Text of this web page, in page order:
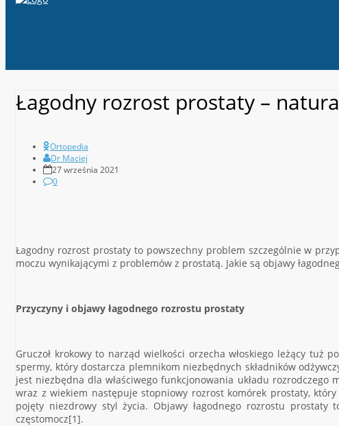
Łagodny rozrost prostaty –
Ortopedia
Dr Maciej
27 września 2021
0
Łagodny rozrost prostaty to powszechny problem szczególnie w
moczu wynikającymi z problemów z prostatą. Jakie są objawy
Przyczyny i objawy łagodnego rozrostu prostaty
Gruczoł krokowy to narząd wielkości orzecha włoskiego leżący tuż
spermy, który dostarcza plemnikom niezbędnych składników
jest niezbędna dla właściwego funkcjonowania układu
wraz z wiekiem następuje stopniowy rozrost komórek prostaty,
pojęty niezdrowy styl życia. Objawy łagodnego rozrostu prostaty
częstomocz[1].